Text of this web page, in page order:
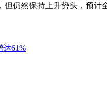
仍然保持上升势头，预计
达61%